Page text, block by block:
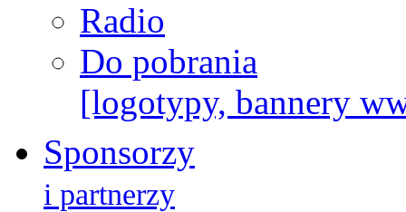
Radio
Do pobrania
[logotypy, bannery
Sponsorzy
i partnerzy